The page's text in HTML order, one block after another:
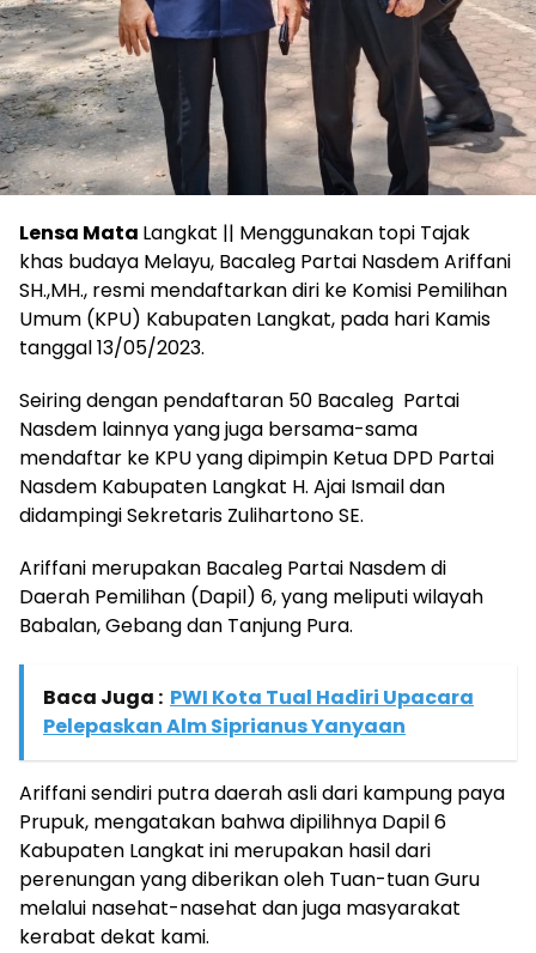
Lensa Mata Langkat || Menggunakan topi Tajak
khas budaya Melayu, Bacaleg Partai Nasdem Ariffani
SH.,MH., resmi mendaftarkan diri ke Komisi Pemilihan
Umum (KPU) Kabupaten Langkat, pada hari Kamis
tanggal 13/05/2023.
Seiring dengan pendaftaran 50 Bacaleg Partai
Nasdem lainnya yang juga bersama-sama
mendaftar ke KPU yang dipimpin Ketua DPD Partai
Nasdem Kabupaten Langkat H. Ajai Ismail dan
didampingi Sekretaris Zulihartono SE.
Ariffani merupakan Bacaleg Partai Nasdem di
Daerah Pemilihan (Dapil) 6, yang meliputi wilayah
Babalan, Gebang dan Tanjung Pura.
Baca Juga : PWI Kota Tual Hadiri Upacara
Pelepaskan Alm Siprianus Yanyaan
Ariffani sendiri putra daerah asli dari kampung paya
Prupuk, mengatakan bahwa dipilihnya Dapil 6
Kabupaten Langkat ini merupakan hasil dari
perenungan yang diberikan oleh Tuan-tuan Guru
melalui nasehat-nasehat dan juga masyarakat
kerabat dekat kami.